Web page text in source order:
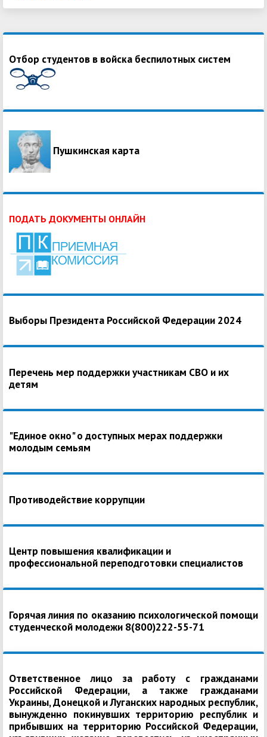
Отбор студентов в войска беспилотных систем
Пушкинская карта
ПОДАТЬ ДОКУМЕНТЫ ОНЛАЙН
Выборы Президента Российской Федерации 2024
Перечень мер поддержки участникам СВО и их
детям
"Единое окно" о доступных мерах поддержки
молодым семьям
Противодействие коррупции
Центр повышения квалификации и
профессиональной переподготовки специалистов
Горячая линия по оказанию психологической помощи
студенческой молодежи 8(800)222-55-71
Ответственное лицо за работу с гражданами
Российской Федерации, а также гражданами
Украины, Донецкой и Луганских народных республик,
вынужденно покинувших территорию республик и
прибывших на территорию Российской Федерации,